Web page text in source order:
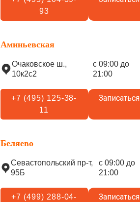
93
Аминьевская
Очаковское ш.,
10к2с2
с 09:00 до
21:00
+7 (495) 125-38-
11
Записаться
Беляево
Севастопольский пр-т,
95Б
с 09:00 до
21:00
+7 (499) 288-04-
Записаться